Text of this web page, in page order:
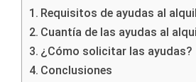
Requisitos de ayudas al
Cuantía de las ayudas al
¿Cómo solicitar las ayudas?
Conclusiones